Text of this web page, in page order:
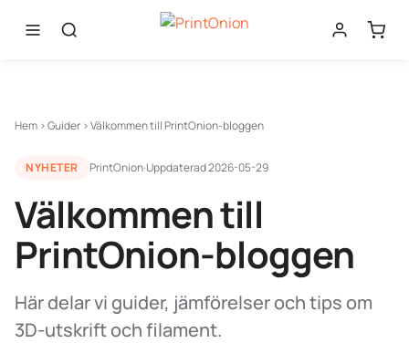
Hem ›Guider ›Välkommen till PrintOnion-bloggen
NYHETER PrintOnion·Uppdaterad2026-05-29
Välkommen till
PrintOnion-bloggen
Här delar vi guider, jämförelser och tips om
3D-utskrift och filament.